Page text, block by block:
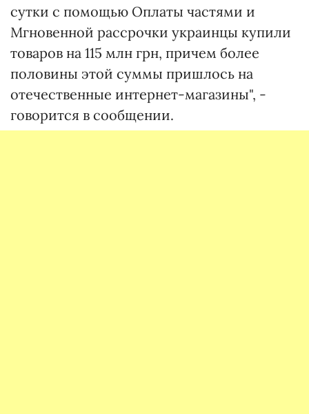
сутки с помощью Оплаты частями и
Мгновенной рассрочки украинцы купили
товаров на 115 млн грн, причем более
половины этой суммы пришлось на
отечественные интернет-магазины", -
говорится в сообщении.